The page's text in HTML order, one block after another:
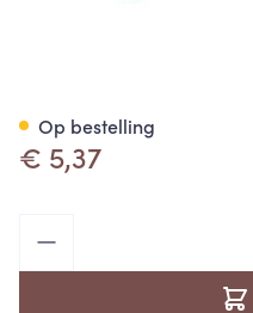
€ 5,37
Op bestelling